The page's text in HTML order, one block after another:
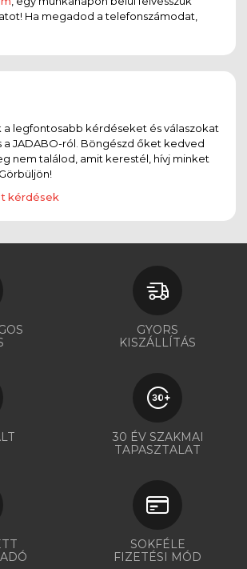
Ha megadod a telefonszámodat,
a legfontosabb kérdéseket és válaszokat
a JADABO-ról. Böngészd őket kedved
nem találod, amit kerestél, hívj minket
kérdések
GYORS
KISZÁLLÍTÁS
30 ÉV SZAKMAI
TAPASZTALAT
SOKFÉLE
FIZETÉSI MÓD